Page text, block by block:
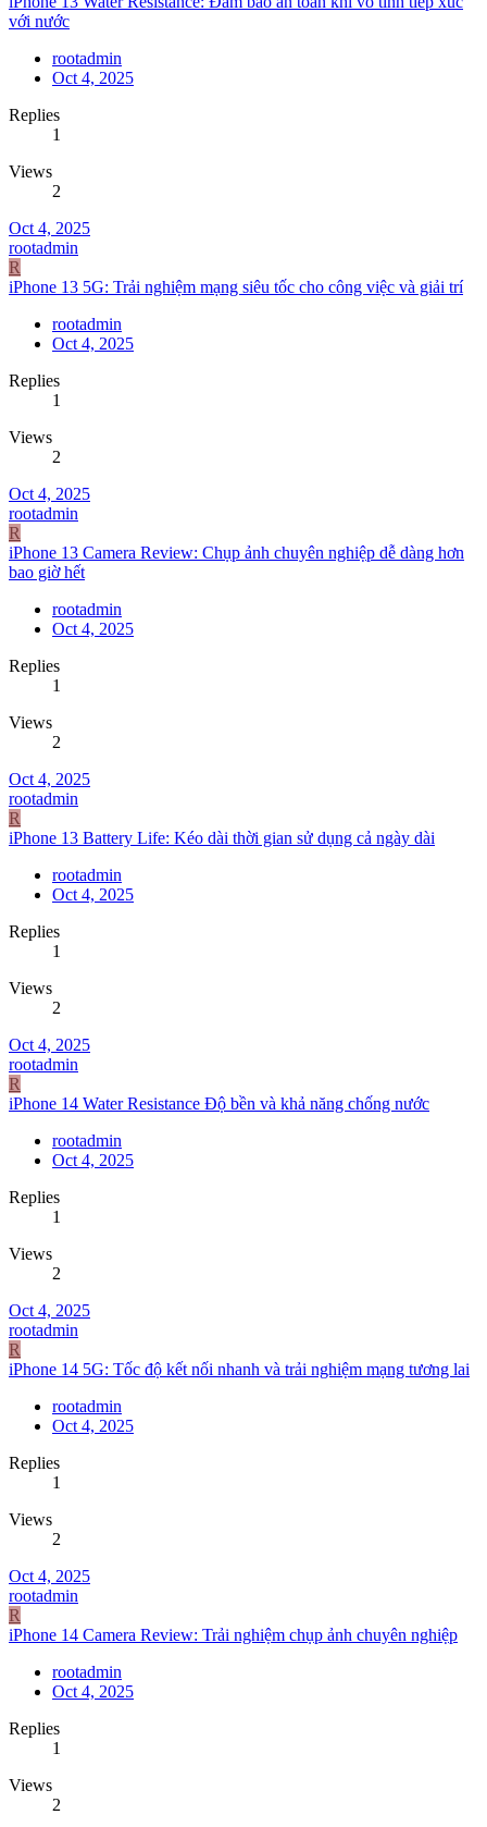
với nước
rootadmin
Oct 4, 2025
Replies
1
Views
2
Oct 4, 2025
rootadmin
R
iPhone 13 5G: Trải nghiệm mạng siêu tốc cho công việc và giải trí
rootadmin
Oct 4, 2025
Replies
1
Views
2
Oct 4, 2025
rootadmin
R
iPhone 13 Camera Review: Chụp ảnh chuyên nghiệp dễ dàng hơn
bao giờ hết
rootadmin
Oct 4, 2025
Replies
1
Views
2
Oct 4, 2025
rootadmin
R
iPhone 13 Battery Life: Kéo dài thời gian sử dụng cả ngày dài
rootadmin
Oct 4, 2025
Replies
1
Views
2
Oct 4, 2025
rootadmin
R
iPhone 14 Water Resistance Độ bền và khả năng chống nước
rootadmin
Oct 4, 2025
Replies
1
Views
2
Oct 4, 2025
rootadmin
R
iPhone 14 5G: Tốc độ kết nối nhanh và trải nghiệm mạng tương lai
rootadmin
Oct 4, 2025
Replies
1
Views
2
Oct 4, 2025
rootadmin
R
iPhone 14 Camera Review: Trải nghiệm chụp ảnh chuyên nghiệp
rootadmin
Oct 4, 2025
Replies
1
Views
2